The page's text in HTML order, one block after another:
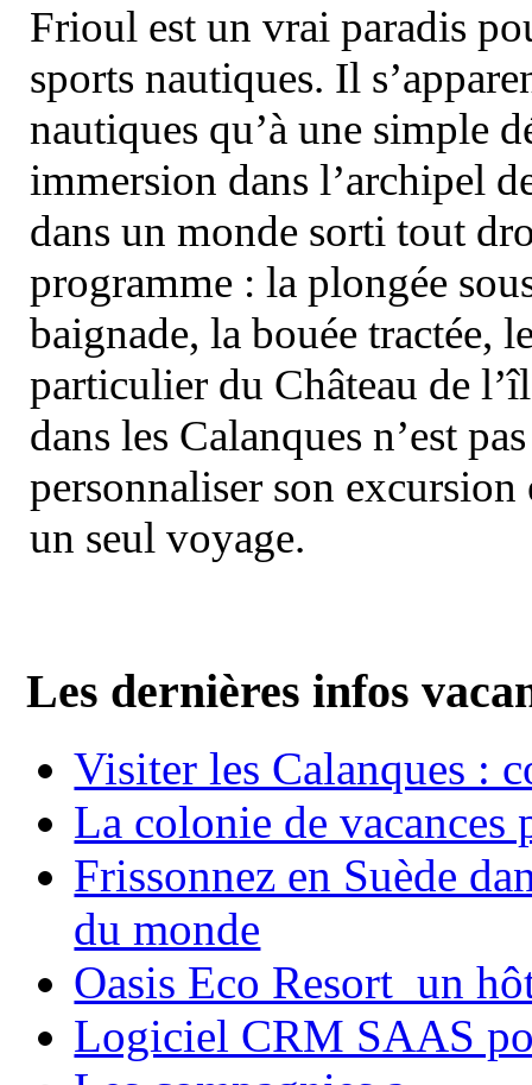
Frioul est un vrai paradis
sports nautiques. Il
nautiques qu’à une simple
immersion dans l’archipel
dans un monde sorti tout
programme : la plongée
baignade, la bouée tractée,
particulier du Château de
dans les Calanques n’est
personnaliser son
un seul voyage.
Les dernières infos
Visiter les Calanques :
La colonie de vacances
Frissonnez en Suède
du monde
Oasis Eco Resort un
Logiciel CRM SAAS